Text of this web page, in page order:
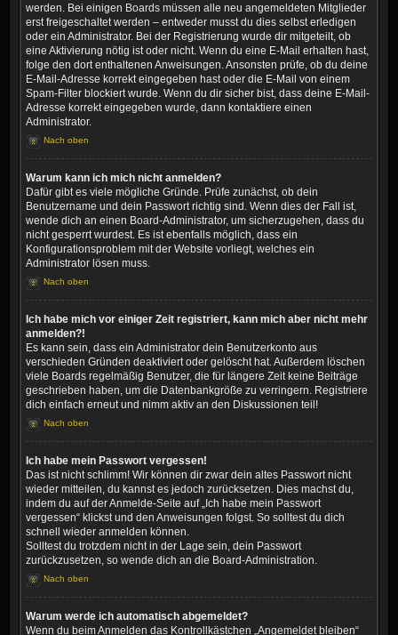
werden. Bei einigen Boards müssen alle neu angemeldeten Mitglieder
erst freigeschaltet werden – entweder musst du dies selbst erledigen
oder ein Administrator. Bei der Registrierung wurde dir mitgeteilt, ob
eine Aktivierung nötig ist oder nicht. Wenn du eine E-Mail erhalten hast,
folge den dort enthaltenen Anweisungen. Ansonsten prüfe, ob du deine
E-Mail-Adresse korrekt eingegeben hast oder die E-Mail von einem
Spam-Filter blockiert wurde. Wenn du dir sicher bist, dass deine E-Mail-
Adresse korrekt eingegeben wurde, dann kontaktiere einen
Administrator.
Nach oben
Warum kann ich mich nicht anmelden?
Dafür gibt es viele mögliche Gründe. Prüfe zunächst, ob dein
Benutzername und dein Passwort richtig sind. Wenn dies der Fall ist,
wende dich an einen Board-Administrator, um sicherzugehen, dass du
nicht gesperrt wurdest. Es ist ebenfalls möglich, dass ein
Konfigurationsproblem mit der Website vorliegt, welches ein
Administrator lösen muss.
Nach oben
Ich habe mich vor einiger Zeit registriert, kann mich aber nicht mehr
anmelden?!
Es kann sein, dass ein Administrator dein Benutzerkonto aus
verschieden Gründen deaktiviert oder gelöscht hat. Außerdem löschen
viele Boards regelmäßig Benutzer, die für längere Zeit keine Beiträge
geschrieben haben, um die Datenbankgröße zu verringern. Registriere
dich einfach erneut und nimm aktiv an den Diskussionen teil!
Nach oben
Ich habe mein Passwort vergessen!
Das ist nicht schlimm! Wir können dir zwar dein altes Passwort nicht
wieder mitteilen, du kannst es jedoch zurücksetzen. Dies machst du,
indem du auf der Anmelde-Seite auf „Ich habe mein Passwort
vergessen“ klickst und den Anweisungen folgst. So solltest du dich
schnell wieder anmelden können.
Solltest du trotzdem nicht in der Lage sein, dein Passwort
zurückzusetzen, so wende dich an die Board-Administration.
Nach oben
Warum werde ich automatisch abgemeldet?
Wenn du beim Anmelden das Kontrollkästchen „Angemeldet bleiben“